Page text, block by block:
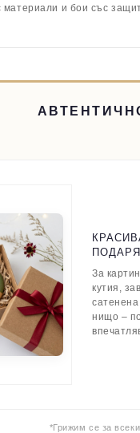
и бои със
За
кутия,
нищо –
*Грижим се за